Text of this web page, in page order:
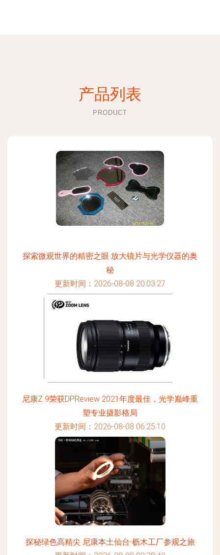
产品列表
PRODUCT
探索微观世界的精密之眼 放大镜片与光学仪器的奥
秘
更新时间：2026-08-08 20:03:27
尼康Z 9荣获DPReview 2021年度最佳，光学巅峰重
塑专业摄影格局
更新时间：2026-08-08 06:25:10
探秘绿色高精尖 尼康本土仙台-枥木工厂参观之旅